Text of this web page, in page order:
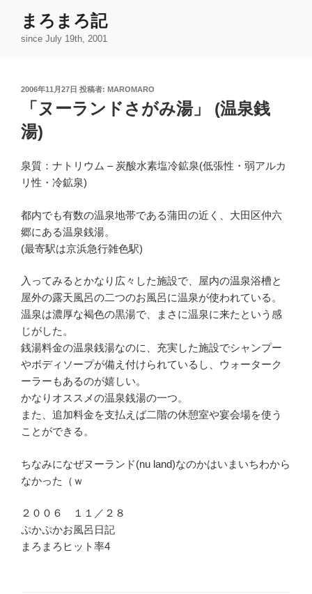
まろまろ記
since July 19th, 2001
投
2006年11月27日 投稿者: MAROMARO
「ヌーランドさがみ湯」 (温泉銭
湯)
泉質：ナトリウム – 炭酸水素塩冷鉱泉(低張性・弱アルカ
リ性・冷鉱泉)
都内でも有数の温泉地帯である蒲田の近く、大田区仲六
郷にある温泉銭湯。
(最寄駅は京浜急行雑色駅)
入ってみるとかなり広々した施設で、屋内の温泉浴槽と
屋外の露天風呂の二つのお風呂に温泉が使われている。
温泉は濃厚な褐色の黒湯で、まさに温泉に来たという感
じがした。
銭湯料金の温泉銭湯なのに、充実した施設でシャンプー
やボディソープが備え付けられているし、ウォーターク
ーラーもあるのが嬉しい。
かなりオススメの温泉銭湯の一つ。
また、追加料金を支払えば二階の休憩室や宴会場を使う
ことができる。
ちなみになぜヌーランド(nu land)なのかはいまいちわから
なかった（ｗ
２００６ １１／２８
ぷかぷかお風呂日記
まろまろヒット率4